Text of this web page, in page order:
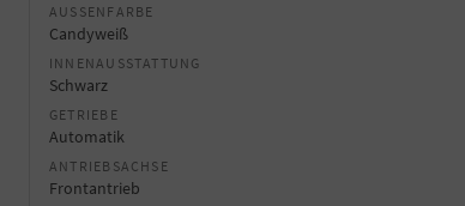
AUSSENFARBE
Candyweiß
INNENAUSSTATTUNG
Schwarz
GETRIEBE
Automatik
ANTRIEBSACHSE
Frontantrieb